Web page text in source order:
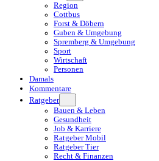
Region
Cottbus
Forst & Döbern
Guben & Umgebung
Spremberg & Umgebung
Sport
Wirtschaft
Personen
Damals
Kommentare
Ratgeber
Bauen & Leben
Gesundheit
Job & Karriere
Ratgeber Mobil
Ratgeber Tier
Recht & Finanzen